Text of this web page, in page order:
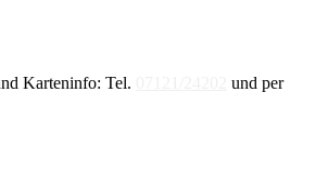
Karteninfo: Tel. und per